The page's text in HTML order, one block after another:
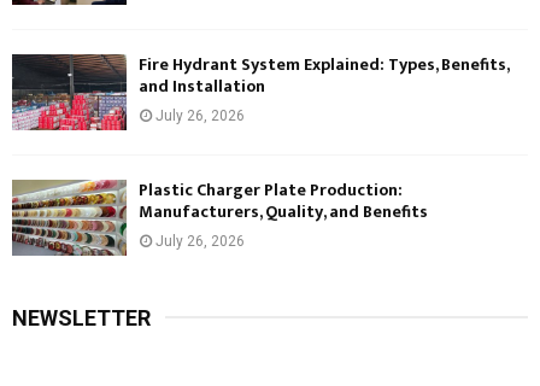
Fire Hydrant System Explained: Types, Benefits,
and Installation
July 26, 2026
Plastic Charger Plate Production:
Manufacturers, Quality, and Benefits
July 26, 2026
NEWSLETTER